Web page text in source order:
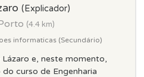
(Explicador)
(4.4 km)
informaticas (Secundário)
e, neste momento,
curso de Engenharia